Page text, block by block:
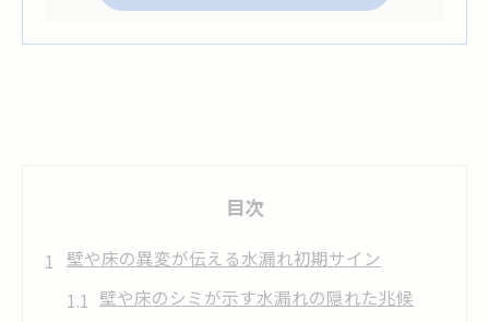
目次
壁や床の異変が伝える水漏れ初期サイン
壁や床のシミが示す水漏れの隠れた兆候